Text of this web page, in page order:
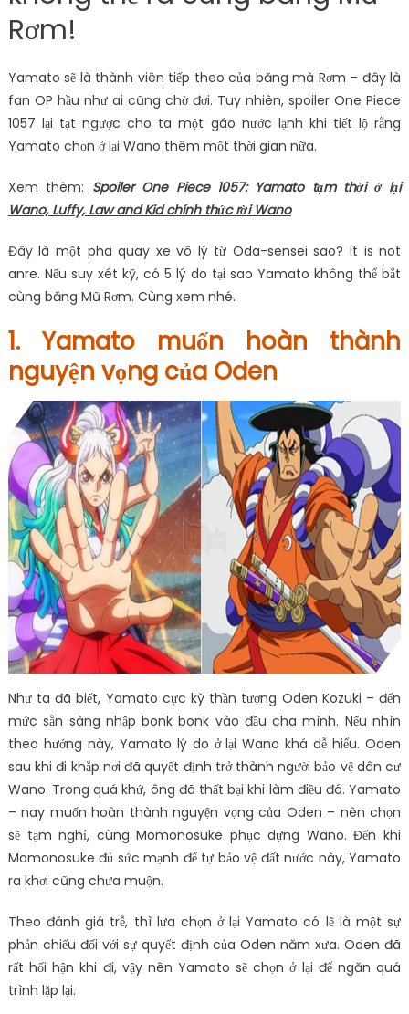
Rơm!
Yamato sẽ là thành viên tiếp theo của băng mà Rơm – đây là
fan OP hầu như ai cũng chờ đợi. Tuy nhiên, spoiler One Piece
1057 lại tạt ngược cho ta một gáo nước lạnh khi tiết lộ rằng
Yamato chọn ở lại Wano thêm một thời gian nữa.
Xem thêm: Spoiler One Piece 1057: Yamato tạm thời ở lại
Wano, Luffy, Law and Kid chính thức rời Wano
Đây là một pha quay xe vô lý từ Oda-sensei sao? It is not
anre. Nếu suy xét kỹ, có 5 lý do tại sao Yamato không thể bắt
cùng băng Mũ Rơm. Cùng xem nhé.
1. Yamato muốn hoàn thành
nguyện vọng của Oden
Như ta đã biết, Yamato cực kỳ thần tượng Oden Kozuki – đến
mức sẵn sàng nhập bonk bonk vào đầu cha mình. Nếu nhìn
theo hướng này, Yamato lý do ở lại Wano khá dễ hiểu. Oden
sau khi đi khắp nơi đã quyết định trở thành người bảo vệ dân cư
Wano. Trong quá khứ, ông đã thất bại khi làm điều đó. Yamato
– nay muốn hoàn thành nguyện vọng của Oden – nên chọn
sẽ tạm nghỉ, cùng Momonosuke phục dựng Wano. Đến khi
Momonosuke đủ sức mạnh để tự bảo vệ đất nước này, Yamato
ra khơi cũng chưa muộn.
Theo đánh giá trễ, thì lựa chọn ở lại Yamato có lẽ là một sự
phản chiếu đối với sự quyết định của Oden năm xưa. Oden đã
rất hối hận khi đi, vậy nên Yamato sẽ chọn ở lại để ngăn quá
trình lặp lại.